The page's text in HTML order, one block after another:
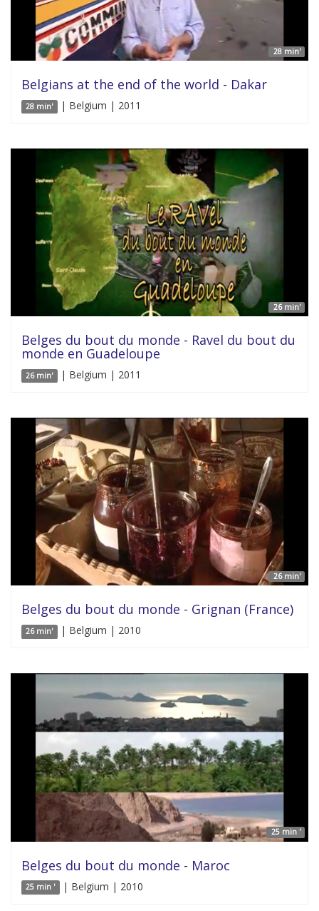
28 min'
Belgians at the end of the world - Dakar
28 min' | Belgium | 2011
26 min'
Belges du bout du monde - Ravel du bout du
monde en Guadeloupe
26 min' | Belgium | 2011
26 min'
Belges du bout du monde - Grignan (France)
26 min' | Belgium | 2010
25 min '
Belges du bout du monde - Maroc
25 min ' | Belgium | 2010